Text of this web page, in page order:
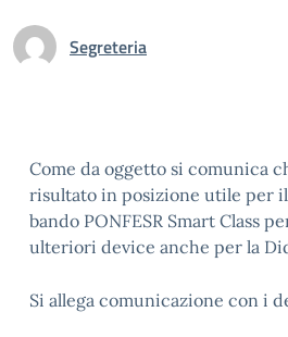
Segreteria
Come da oggetto si comunica
risultato in posizione utile per
bando PONFESR Smart Class
ulteriori device anche per la
Si allega comunicazione con i